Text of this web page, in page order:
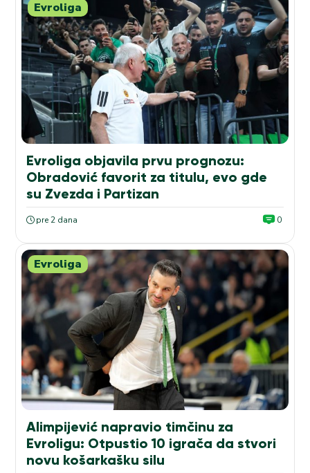
Evroliga
Evroliga objavila prvu prognozu:
Obradović favorit za titulu, evo gde
su Zvezda i Partizan
pre 2 dana 0
Evroliga
Alimpijević napravio timčinu za
Evroligu: Otpustio 10 igrača da stvori
novu košarkašku silu